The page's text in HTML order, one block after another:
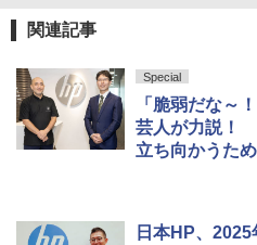
関連記事
Special
「脆弱だな～
芸人が力説！
立ち向かうた
日本HP、